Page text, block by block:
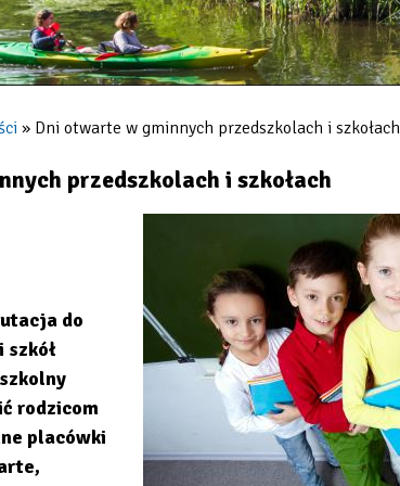
Dni otwarte w gminnych przedszkolach i szkołach
przedszkolach i szkołach
do
rodzicom
placówki